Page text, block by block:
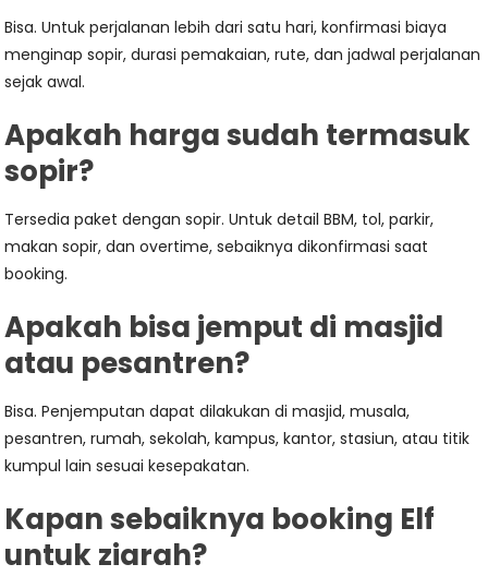
Bisa. Untuk perjalanan lebih dari satu hari, konfirmasi biaya
menginap sopir, durasi pemakaian, rute, dan jadwal perjalanan
sejak awal.
Apakah harga sudah termasuk
sopir?
Tersedia paket dengan sopir. Untuk detail BBM, tol, parkir,
makan sopir, dan overtime, sebaiknya dikonfirmasi saat
booking.
Apakah bisa jemput di masjid
atau pesantren?
Bisa. Penjemputan dapat dilakukan di masjid, musala,
pesantren, rumah, sekolah, kampus, kantor, stasiun, atau titik
kumpul lain sesuai kesepakatan.
Kapan sebaiknya booking Elf
untuk ziarah?